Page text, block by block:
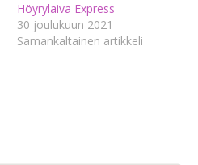
Höyrylaiva Express
30 joulukuun 2021
Samankaltainen artikkeli